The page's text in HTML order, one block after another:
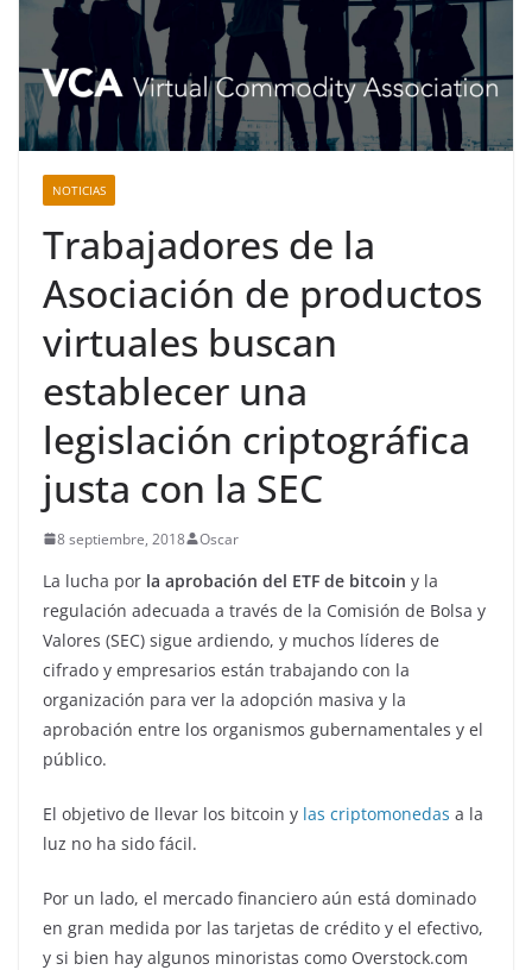
NOTICIAS
Trabajadores de la
Asociación de productos
virtuales buscan
establecer una
legislación criptográfica
justa con la SEC
8 septiembre, 2018 Oscar
La lucha por la aprobación del ETF de bitcoin y la
regulación adecuada a través de la Comisión de Bolsa y
Valores (SEC) sigue ardiendo, y muchos líderes de
cifrado y empresarios están trabajando con la
organización para ver la adopción masiva y la
aprobación entre los organismos gubernamentales y el
público.
El objetivo de llevar los bitcoin y las criptomonedas a la
luz no ha sido fácil.
Por un lado, el mercado financiero aún está dominado
en gran medida por las tarjetas de crédito y el efectivo,
y si bien hay algunos minoristas como Overstock.com